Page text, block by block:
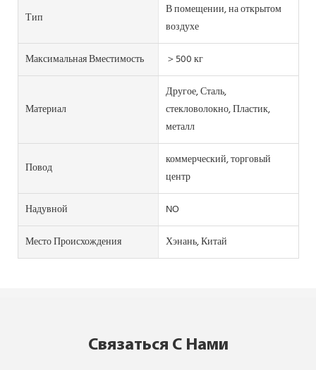
Тип
В помещении, на открытом
воздухе
Максимальная Вместимость
＞500 кг
Материал
Другое, Сталь,
стекловолокно, Пластик,
металл
Повод
коммерческий, торговый
центр
Надувной
NO
Место Происхождения
Хэнань, Китай
Связаться С Нами